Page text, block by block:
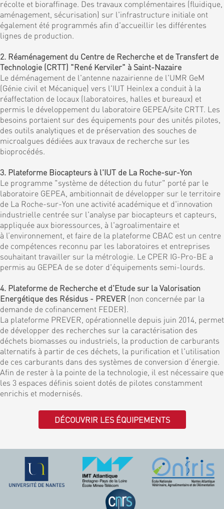
récolte et bioraffinage. Des travaux complémentaires (fluidique,
aménagement, sécurisation) sur l'infrastructure initiale ont
également été programmés afin d'accueillir les différentes
lignes de production.
2. Réaménagement du Centre de Recherche et de Transfert de
Technologie (CRTT) "René Kerviler" à Saint-Nazaire
Le déménagement de l'antenne nazairienne de l'UMR GeM
(Génie civil et Mécanique) vers l'IUT Heinlex a conduit à la
réaffectation de locaux (laboratoires, halles et bureaux) et
permis le développement du laboratoire GEPEA/site CRTT. Les
besoins portaient sur des équipements pour des unités pilotes,
des outils analytiques et de préservation des souches de
microalgues dédiées aux travaux de recherche sur les
bioprocédés.
3. Plateforme Biocapteurs à l'IUT de La Roche-sur-Yon
Le programme "système de détection du futur" porté par le
laboratoire GEPEA, ambitionnait de développer sur le territoire
de La Roche-sur-Yon une activité académique et d'innovation
industrielle centrée sur l'analyse par biocapteurs et capteurs,
appliquée aux bioressources, à l'agroalimentaire et
à l’environnement, et faire de la plateforme CBAC est un centre
de compétences reconnu par les laboratoires et entreprises
souhaitant travailler sur la métrologie. Le CPER IG-Pro-BE a
permis au GEPEA de se doter d'équipements semi-lourds.
4. Plateforme de Recherche et d'Etude sur la Valorisation
Energétique des Résidus - PREVER (non concernée par la
demande de cofinancement FEDER).
La plateforme PREVER, opérationnelle depuis juin 2014, permet
de développer des recherches sur la caractérisation des
déchets biomasses ou industriels, la production de carburants
alternatifs à partir de ces déchets, la purification et l'utilisation
de ces carburants dans des systèmes de conversion d’énergie.
Afin de rester à la pointe de la technologie, il est nécessaire que
les 3 espaces définis soient dotés de pilotes constamment
enrichis et modernisés.
DÉCOUVRIR LES ÉQUIPEMENTS